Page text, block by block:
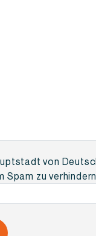
von
Spam zu